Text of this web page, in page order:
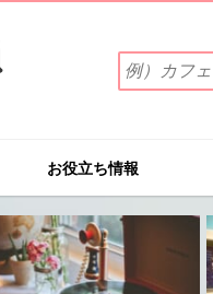
索
ワ
を
入
力
(例）
カ
お役立ち情報